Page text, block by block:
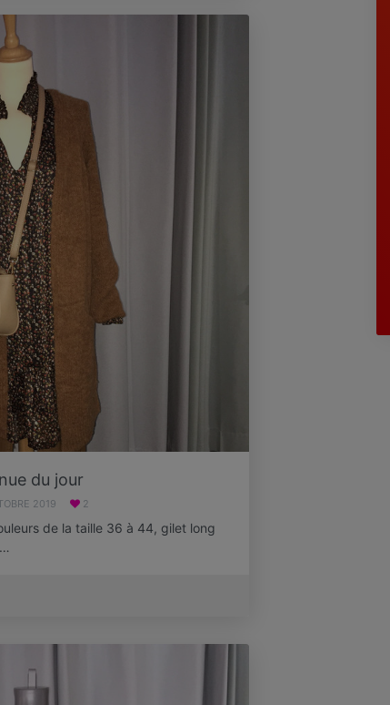
du jour
2019 2
de la taille 36 à 44, gilet long